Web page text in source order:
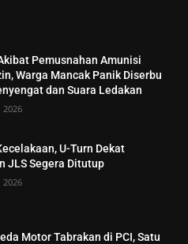
Pemusnahan Amunisi
Warga Mancak Panik Diserbu
dan Suara Ledakan
2026
U-Turn Dekat
JLS Segera Ditutup
2026
Motor Tabrakan di PCI, Satu